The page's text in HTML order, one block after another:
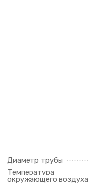
Диаметр трубы
Температура
окружающего воздуха